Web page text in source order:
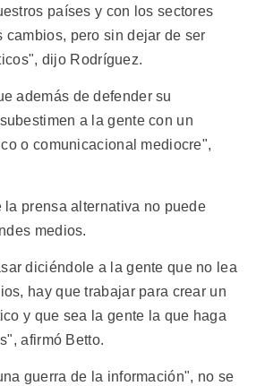
países y con los sectores
cambios, pero sin dejar de ser
dijo Rodríguez.
además de defender su
a la gente con un
o comunicacional mediocre",
la prensa alternativa no puede
medios.
diciéndole a la gente que no lea
hay que trabajar para crear un
y que sea la gente la que haga
afirmó Betto.
guerra de la información", no se